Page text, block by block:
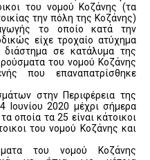
του νομού Κοζάνης (τα
την πόλη της Κοζάνης)
το οποίο κατά την
είχε τροχαίο ατύχημα
διάστημα σε κατάλυμα της
του νομού Κοζάνης
που επαναπατρίσθηκε
στην Περιφέρεια της
Ιουνίου 2020 μέχρι σήμερα
οποία τα 25 είναι κάτοικοι
του νομού Κοζάνης και
του νομού Κοζάνης